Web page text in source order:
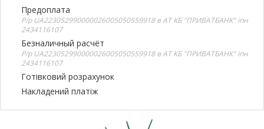
Предоплата
Р/р UA223052990000026005050559918 в АТ КБ "ПРИВАТБАНК" іпн
2434116107
Безналичный расчёт
Р/р UA223052990000026005050559918 в АТ КБ "ПРИВАТБАНК" іпн
2434116107
Готівковий розрахунок
Накладений платіж